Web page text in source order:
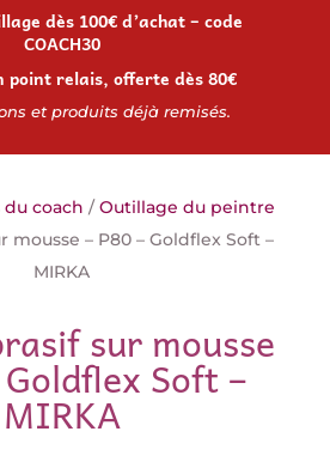
dès 100€ d’achat – code
COACH30
point relais, offerte dès 80€
et produits déjà remisés.
coach /Outillage du peintre
mousse – P80 – Goldflex Soft –
MIRKA
sur mousse
Soft –
MIRKA